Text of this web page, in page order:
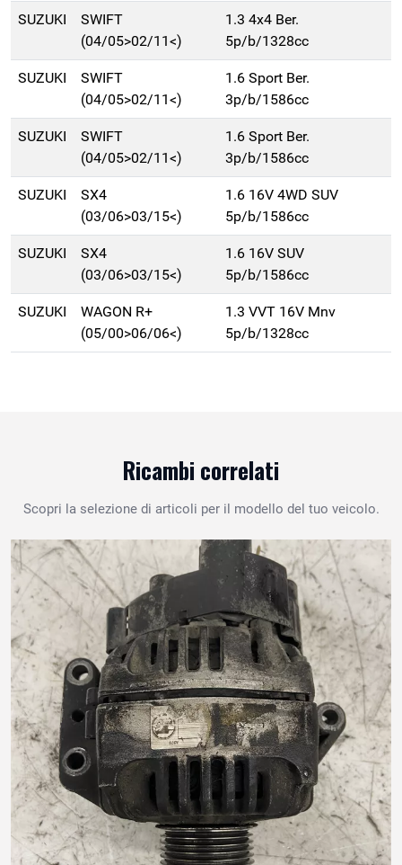
SUZUKI
SWIFT
(04/05>02/11<)
1.3 4x4 Ber.
5p/b/1328cc
SUZUKI
SWIFT
(04/05>02/11<)
1.6 Sport Ber.
3p/b/1586cc
SUZUKI
SWIFT
(04/05>02/11<)
1.6 Sport Ber.
3p/b/1586cc
SUZUKI
SX4
(03/06>03/15<)
1.6 16V 4WD SUV
5p/b/1586cc
SUZUKI
SX4
(03/06>03/15<)
1.6 16V SUV
5p/b/1586cc
SUZUKI
WAGON R+
(05/00>06/06<)
1.3 VVT 16V Mnv
5p/b/1328cc
Ricambi correlati
Scopri la selezione di articoli per il modello del tuo veicolo.